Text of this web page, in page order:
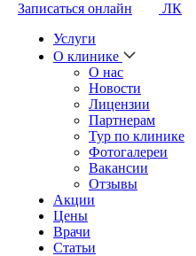
Записаться онлайн
ЛК
Услуги
О клинике
О нас
Новости
Лицензии
Партнерам
Тур по клинике
Фотогалереи
Вакансии
Отзывы
Акции
Цены
Врачи
Статьи